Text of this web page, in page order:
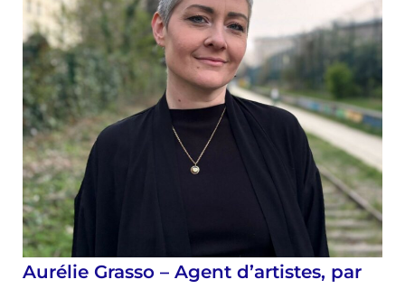
Aurélie Grasso – Agent d’artistes, par